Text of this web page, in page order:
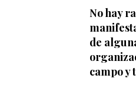
No hay
de
campo y